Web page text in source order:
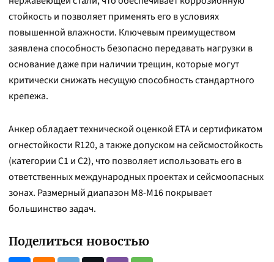
стойкость и позволяет применять его в условиях
повышенной влажности. Ключевым преимуществом
заявлена способность безопасно передавать нагрузки в
основание даже при наличии трещин, которые могут
критически снижать несущую способность стандартного
крепежа.
Анкер обладает технической оценкой ЕТА и сертификатом
огнестойкости R120, а также допуском на сейсмостойкость
(категории С1 и С2), что позволяет использовать его в
ответственных международных проектах и сейсмоопасных
зонах. Размерный диапазон М8-М16 покрывает
большинство задач.
Поделиться новостью